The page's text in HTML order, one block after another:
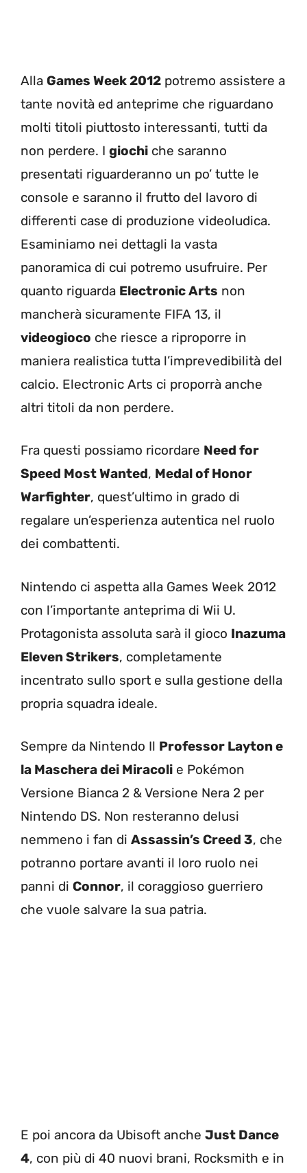
Alla Games Week 2012 potremo assistere a
tante novità ed anteprime che riguardano
molti titoli piuttosto interessanti, tutti da
non perdere. I giochi che saranno
presentati riguarderanno un po’ tutte le
console e saranno il frutto del lavoro di
differenti case di produzione videoludica.
Esaminiamo nei dettagli la vasta
panoramica di cui potremo usufruire. Per
quanto riguarda Electronic Arts non
mancherà sicuramente FIFA 13, il
videogioco che riesce a riproporre in
maniera realistica tutta l’imprevedibilità del
calcio. Electronic Arts ci proporrà anche
altri titoli da non perdere.
Fra questi possiamo ricordare Need for
Speed Most Wanted, Medal of Honor
Warfighter, quest’ultimo in grado di
regalare un’esperienza autentica nel ruolo
dei combattenti.
Nintendo ci aspetta alla Games Week 2012
con l’importante anteprima di Wii U.
Protagonista assoluta sarà il gioco Inazuma
Eleven Strikers, completamente
incentrato sullo sport e sulla gestione della
propria squadra ideale.
Sempre da Nintendo Il Professor Layton e
la Maschera dei Miracoli e Pokémon
Versione Bianca 2 & Versione Nera 2 per
Nintendo DS. Non resteranno delusi
nemmeno i fan di Assassin’s Creed 3, che
potranno portare avanti il loro ruolo nei
panni di Connor, il coraggioso guerriero
che vuole salvare la sua patria.
E poi ancora da Ubisoft anche Just Dance
4, con più di 40 nuovi brani, Rocksmith e in